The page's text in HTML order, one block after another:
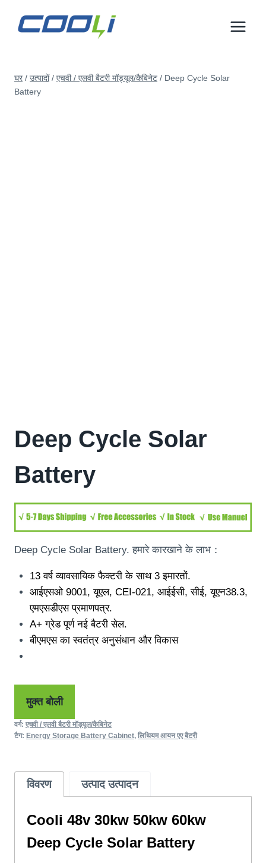
छोड़कर
घर / उत्पादों / एचवी / एलवी बैटरी मॉड्यूल/कैबिनेट / Deep Cycle Solar
Battery
Deep Cycle Solar
Battery
Deep Cycle Solar Battery. हमारे कारखाने के लाभ：
13 वर्ष व्यावसायिक फैक्टरी के साथ 3 इमारतों.
आईएसओ 9001, यूएल, CEI -021, आईईसी, सीई, यूएन38.3,
एमएसडीएस प्रमाणपत्र.
A+ ग्रेड पूर्ण नई बैटरी सेल.
बीएमएस का स्वतंत्र अनुसंधान और विकास
मुक्त बोली
वर्ग: एचवी / एलवी बैटरी मॉड्यूल/कैबिनेट
टैग: Energy Storage Battery Cabinet, लिथियम आयन एए बैटरी
विवरण उत्पाद उत्पादन
Cooli 48v 30kw 50kw 60kw
Deep Cycle Solar Battery